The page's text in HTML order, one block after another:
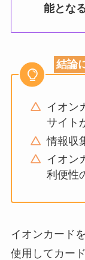
能とな
結論
イオン
サイト
情報収
イオン
利便性
イオンカード
使用してカー